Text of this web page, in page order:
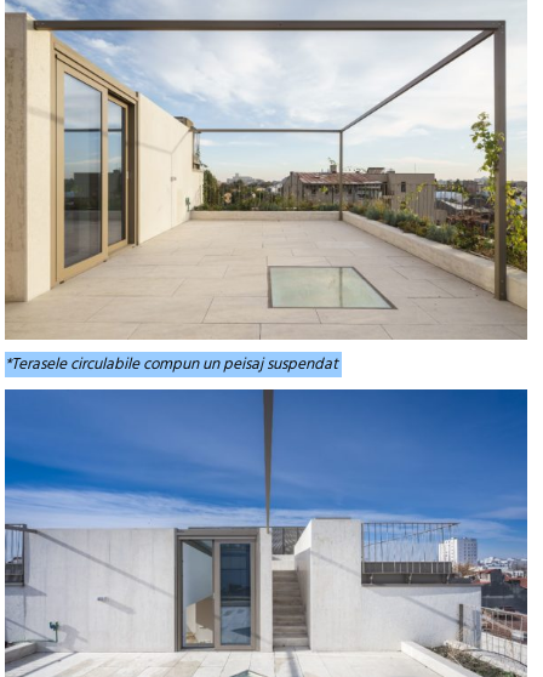
*Terasele circulabile compun un peisaj suspendat